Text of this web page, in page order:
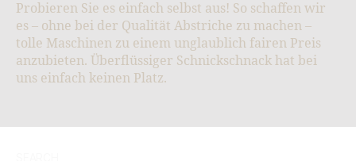
Probieren Sie es einfach selbst aus! So schaffen wir
es – ohne bei der Qualität Abstriche zu machen –
tolle Maschinen zu einem unglaublich fairen Preis
anzubieten. Überflüssiger Schnickschnack hat bei
uns einfach keinen Platz.